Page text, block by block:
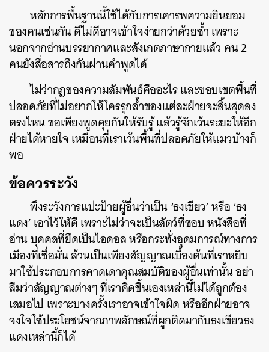
หลักการพื้นฐานนี้ใช้ได้กับการเคารพความยินยอม
ของคนเช่นกัน ดีไม่ดีอาจเข้าใจง่ายกว่าด้วยซ้ำ เพราะ
นอกจากอ่านบรรยากาศและสังเกตภาษากายแล้ว คน 2
คนยังสื่อสารถึงกันผ่านคำพูดได้
ไม่ว่ากฎของความสัมพันธ์คืออะไร และขอบเขตพื้นที่
ปลอดภัยที่ไม่อยากให้ใครรุกล้ำของแต่ละฝ่ายจะสิ้นสุดลง
ตรงไหน ขอเพียงพูดคุยกันให้รับรู้ แล้วรู้จักเว้นระยะให้อีก
ฝ่ายได้หายใจ เหมือนที่เราเว้นพื้นที่ปลอดภัยให้แมวบ้างก็
พอ
ข้อควรระวัง
พึงระวังการแปะป้ายผู้อื่นว่าเป็น ‘ธงเขียว’ หรือ ‘ธง
แดง’ เอาไว้ให้ดี เพราะไม่ว่าจะเป็นสัตว์ที่ชอบ หนังสือที่
อ่าน บุคคลที่ยึดเป็นไอดอล หรือกระทั่งอุดมการณ์ทางการ
เมืองที่เชื่อมั่น ล้วนเป็นเพียงสัญญาณเบื้องต้นที่เราหยิบ
มาใช้ประกอบการคาดเดาคุณสมบัติของผู้อื่นเท่านั้น อย่า
ลืมว่าสัญญาณต่างๆ ที่เราคิดขึ้นเองเหล่านี้ไม่ได้ถูกต้อง
เสมอไป เพราะบางครั้งเราอาจเข้าใจผิด หรืออีกฝ่ายอาจ
จงใจใช้ประโยชน์จากภาพลักษณ์ที่ผูกติดมากับธงเขียวธง
แดงเหล่านี้ก็ได้